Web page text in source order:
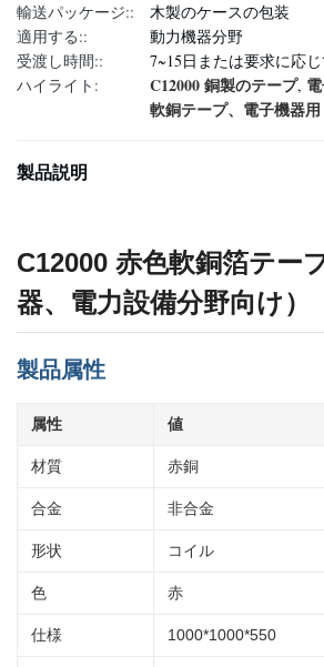
輸送パッケージ::
木製のケースの包装
適用する::
動力機器分野
受渡し時間::
7~15日または要求に応
ハイライト:
C12000 銅製のテープ,
軟銅テープ、電子機器用
製品説明
C12000 赤色軟銅箔テー
器、電力設備分野向け）
製品属性
属性 値
材質 赤銅
合金 非合金
形状 コイル
色 赤
仕様 1000*1000*550